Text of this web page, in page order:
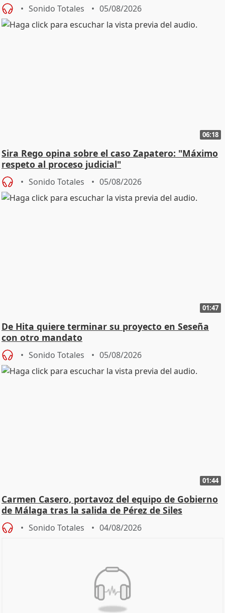
Sonido Totales 05/08/2026
06:18
Sira Rego opina sobre el caso Zapatero: "Máximo
respeto al proceso judicial"
Sonido Totales 05/08/2026
01:47
De Hita quiere terminar su proyecto en Seseña
con otro mandato
Sonido Totales 05/08/2026
01:44
Carmen Casero, portavoz del equipo de Gobierno
de Málaga tras la salida de Pérez de Siles
Sonido Totales 04/08/2026